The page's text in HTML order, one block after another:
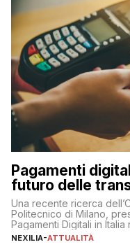
Pagamenti
futuro delle
Una recente ricerca
Politecnico di Milano,
Pagamenti Digitali in
definitivi del primo
NEXILIA-ATTUALITÀ